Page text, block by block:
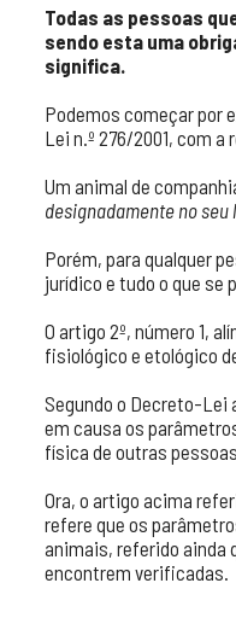
Todas as pessoas
sendo esta uma
significa.
Podemos começar por
Lei n.º 276/2001, com
Um animal de
designadamente no
Porém, para qualquer
jurídico e tudo o que se
O artigo 2º, número 1,
fisiológico e etológico
Segundo o Decreto-Lei
em causa os
física de outras
Ora, o artigo acima
refere que os
animais, referido ainda
encontrem verificadas.